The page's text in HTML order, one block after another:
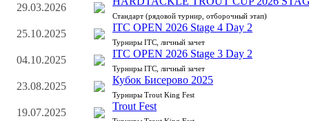
29.03.2026
Стандарт (рядовой турнир, отборочный этап)
25.10.2025
ITC OPEN 2026 Stage 4 Day 2
Турниры ITC, личный зачет
04.10.2025
ITC OPEN 2026 Stage 3 Day 2
Турниры ITC, личный зачет
23.08.2025
Кубок Бисерово 2025
Турниры Trout King Fest
19.07.2025
Trout Fest